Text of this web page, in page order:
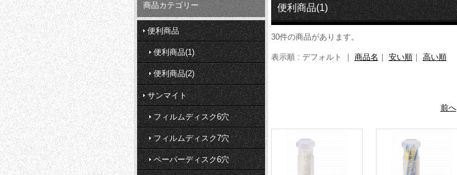
便利商品(1)
30件の商品があります。
表示順 : デフォルト ｜ 商品名 ｜ 安い順｜ 高い順
前へ
商品カテゴリー
便利商品
便利商品(1)
便利商品(2)
サンマイト
フィルムディスク6穴
フィルムディスク7穴
ペーパーディスク6穴